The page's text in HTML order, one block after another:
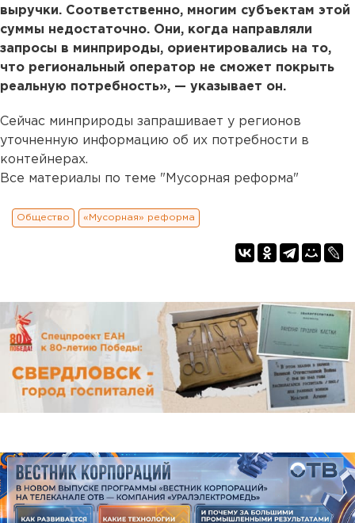
выручки. Соответственно, многим субъектам этой
суммы недостаточно. Они, когда направляли
запросы в минприроды, ориентировались на то,
что региональный оператор не сможет покрыть
реальную потребность», — указывает он.
Сейчас минприроды запрашивает у регионов
уточненную информацию об их потребности в
контейнерах.
Все материалы по теме "Мусорная реформа"
Общество «Мусорная» реформа